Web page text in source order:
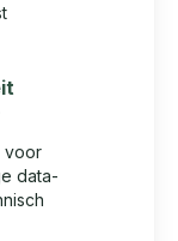
voor
data-